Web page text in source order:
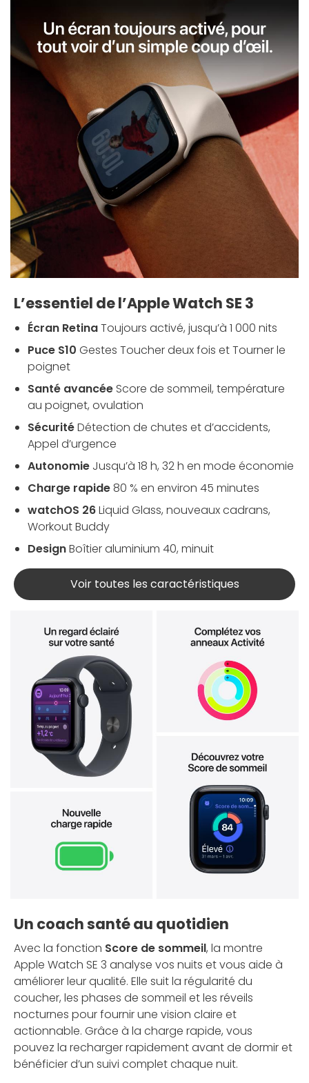
L’essentiel de l’Apple Watch SE 3
Écran RetinaToujours activé, jusqu’à 1 000 nits
Puce S10 Gestes Toucher deux fois et Tourner le
poignet
Santé avancée Score de sommeil, température
au poignet, ovulation
SécuritéDétection de chutes et d’accidents,
Appel d’urgence
Autonomie Jusqu’à 18 h, 32 h en mode économie
Charge rapide80 % en environ 45 minutes
watchOS 26Liquid Glass, nouveaux cadrans,
Workout Buddy
DesignBoîtier aluminium 40, minuit
Voir toutes les caractéristiques
Un coach santé au quotidien
Avec la fonction Score de sommeil, la montre
Apple Watch SE 3 analyse vos nuits et vous aide à
améliorer leur qualité. Elle suit la régularité du
coucher, les phases de sommeil et les réveils
nocturnes pour fournir une vision claire et
actionnable. Grâce à la charge rapide, vous
pouvez la recharger rapidement avant de dormir et
bénéficier d’un suivi complet chaque nuit.